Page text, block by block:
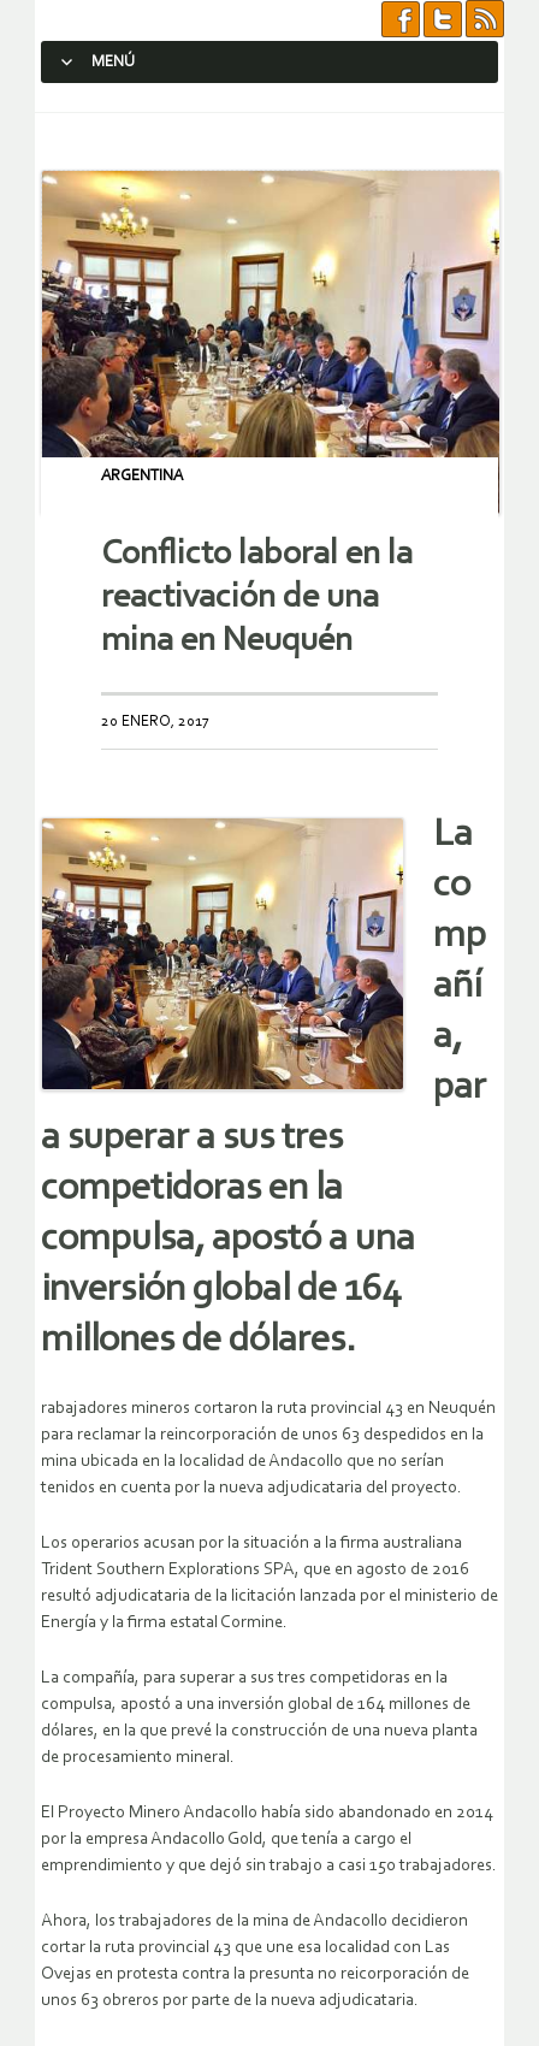
MENÚ
ARGENTINA
Conflicto laboral en la
reactivación de una
mina en Neuquén
20 ENERO, 2017
La
co
mp
añí
a,
par
a superar a sus tres
competidoras en la
compulsa, apostó a una
inversión global de 164
millones de dólares.
rabajadores mineros cortaron la ruta provincial 43 en Neuquén
para reclamar la reincorporación de unos 63 despedidos en la
mina ubicada en la localidad de Andacollo que no serían
tenidos en cuenta por la nueva adjudicataria del proyecto.
Los operarios acusan por la situación a la firma australiana
Trident Southern Explorations SPA, que en agosto de 2016
resultó adjudicataria de la licitación lanzada por el ministerio de
Energía y la firma estatal Cormine.
La compañía, para superar a sus tres competidoras en la
compulsa, apostó a una inversión global de 164 millones de
dólares, en la que prevé la construcción de una nueva planta
de procesamiento mineral.
El Proyecto Minero Andacollo había sido abandonado en 2014
por la empresa Andacollo Gold, que tenía a cargo el
emprendimiento y que dejó sin trabajo a casi 150 trabajadores.
Ahora, los trabajadores de la mina de Andacollo decidieron
cortar la ruta provincial 43 que une esa localidad con Las
Ovejas en protesta contra la presunta no reicorporación de
unos 63 obreros por parte de la nueva adjudicataria.